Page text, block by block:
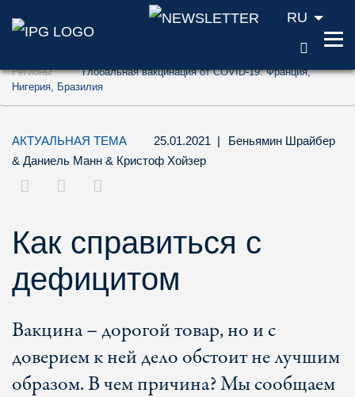
Перейти к содержанию (ключ доступа
Перейти к поиску (ключ доступа '2')
RU
Регионы
Глобальная вакцинация от COVID-19: Франция,
Нигерия, Бразилия
АКТУАЛЬНАЯ ТЕМА 25.01.2021 |
Беньямин Шрайбер
& Даниель Манн & Кристоф Хойзер
Как справиться с
дефицитом
Вакцина – дорогой товар, но и с
доверием к ней дело обстоит не лучшим
образом. В чем причина? Мы сообщаем